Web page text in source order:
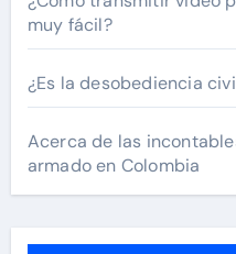
muy fácil?
¿Es la desobediencia
Acerca de las
armado en Colombia